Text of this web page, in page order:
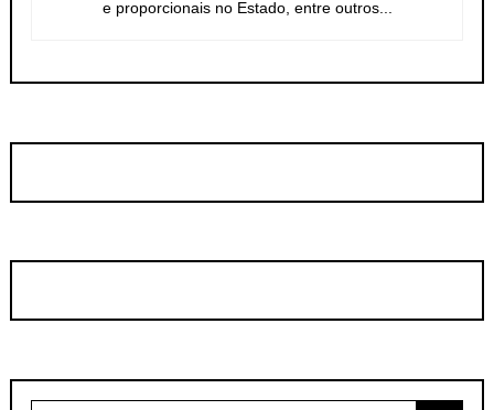
e proporcionais no Estado, entre outros...